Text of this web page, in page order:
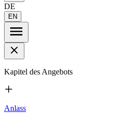
DE
EN
Kapitel des Angebots
Anlass